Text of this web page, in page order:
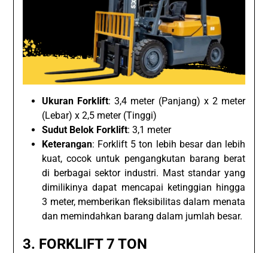
Ukuran Forklift: 3,4 meter (Panjang) x 2 meter
(Lebar) x 2,5 meter (Tinggi)
Sudut Belok Forklift: 3,1 meter
Keterangan: Forklift 5 ton lebih besar dan lebih
kuat, cocok untuk pengangkutan barang berat
di berbagai sektor industri. Mast standar yang
dimilikinya dapat mencapai ketinggian hingga
3 meter, memberikan fleksibilitas dalam menata
dan memindahkan barang dalam jumlah besar.
3. FORKLIFT 7 TON